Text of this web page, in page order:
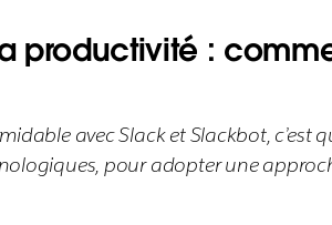
productivité :
avec Slack et Slackbot,
pour adopter une